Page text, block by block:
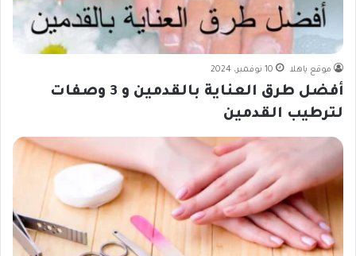
موقع ياهلا 10 نوفمبر، 2024
أفضل طرق العناية بالقدمين و 3 وصفات
لترطيب القدمين